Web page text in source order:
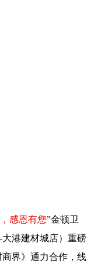
感恩有您”金顿卫
港建材城店）重磅
界》通力合作，线